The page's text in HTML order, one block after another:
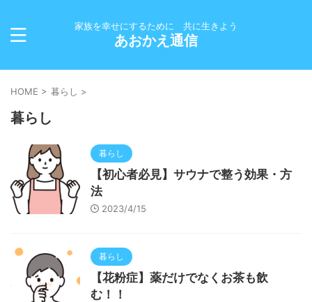
家族を幸せにするために 共に生きよう
あおかえ通信
HOME > 暮らし >
暮らし
暮らし
【初心者必見】サウナで整う効果・方
法
2023/4/15
暮らし
【花粉症】薬だけでなくお茶も飲
む！！